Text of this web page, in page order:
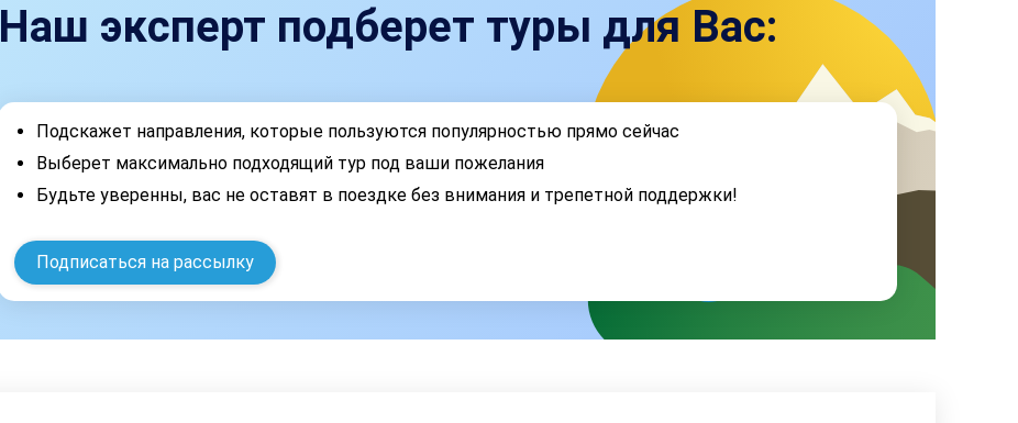
Наш эксперт подберет туры для Вас:
Подскажет направления, которые пользуются популярностью прямо сейчас
Выберет максимально подходящий тур под ваши пожелания
Будьте уверенны, вас не оставят в поездке без внимания и трепетной поддержки!
Подписаться на рассылку